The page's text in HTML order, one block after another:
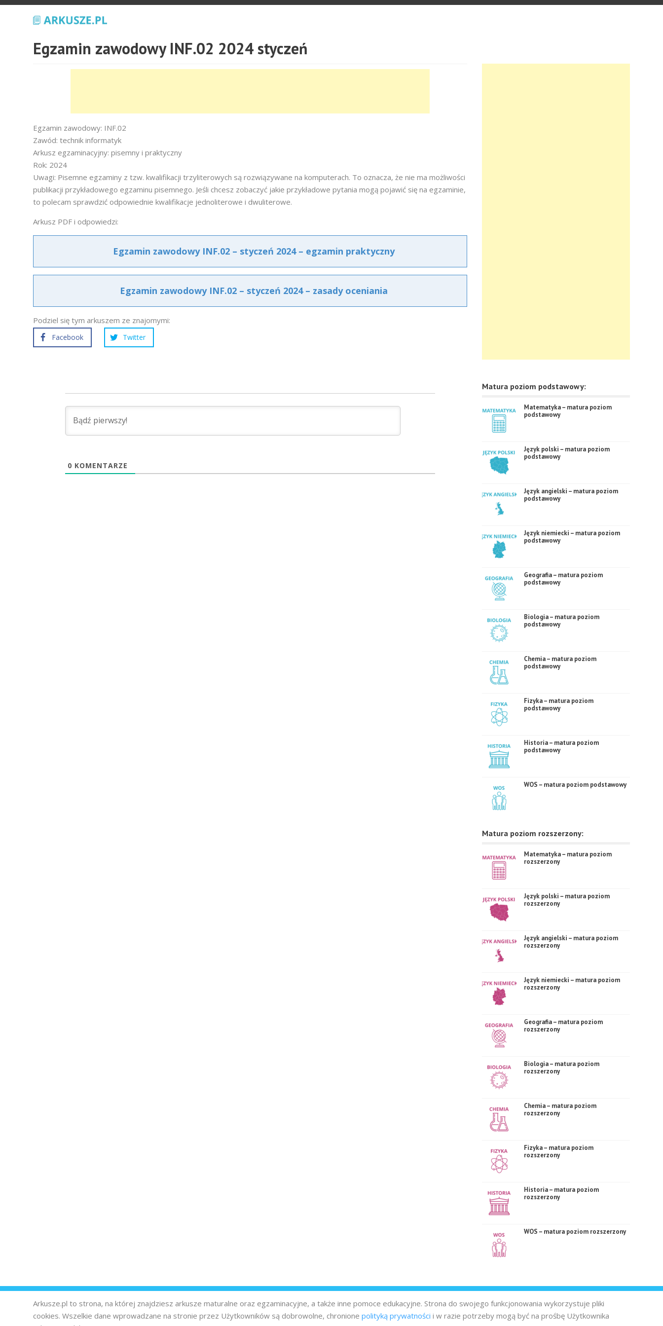
Egzamin zawodowy INF.02 2024 styczeń
Egzamin zawodowy: INF.02
Zawód: technik informatyk
Arkusz egzaminacyjny: pisemny i praktyczny
Rok: 2024
Uwagi: Pisemne egzaminy z tzw. kwalifikacji trzyliterowych są rozwiązywane na komputerach. To oznacza, że nie ma możliwości
publikacji przykładowego egzaminu pisemnego. Jeśli chcesz zobaczyć jakie przykładowe pytania mogą pojawić się na egzaminie,
to polecam sprawdzić odpowiednie kwalifikacje jednoliterowe i dwuliterowe.
Arkusz PDF i odpowiedzi:
Egzamin zawodowy INF.02 – styczeń 2024 – egzamin praktyczny
Egzamin zawodowy INF.02 – styczeń 2024 – zasady oceniania
Podziel się tym arkuszem ze znajomymi:
Facebook Twitter
0 KOMENTARZE
Matura poziom podstawowy:
Matematyka – matura poziom
podstawowy
Język polski – matura poziom
podstawowy
Język angielski – matura poziom
podstawowy
Język niemiecki – matura poziom
podstawowy
Geografia – matura poziom
podstawowy
Biologia – matura poziom
podstawowy
Chemia – matura poziom
podstawowy
Fizyka – matura poziom
podstawowy
Historia – matura poziom
podstawowy
WOS – matura poziom podstawowy
Matura poziom rozszerzony:
Matematyka – matura poziom
rozszerzony
Język polski – matura poziom
rozszerzony
Język angielski – matura poziom
rozszerzony
Język niemiecki – matura poziom
rozszerzony
Geografia – matura poziom
rozszerzony
Biologia – matura poziom
rozszerzony
Chemia – matura poziom
rozszerzony
Fizyka – matura poziom
rozszerzony
Historia – matura poziom
rozszerzony
WOS – matura poziom rozszerzony
Arkusze.pl to strona, na której znajdziesz arkusze maturalne oraz egzaminacyjne, a także inne pomoce edukacyjne. Strona do swojego funkcjonowania wykorzystuje pliki
cookies. Wszelkie dane wprowadzane na stronie przez Użytkowników są dobrowolne, chronione polityką prywatności i w razie potrzeby mogą być na prośbę Użytkownika